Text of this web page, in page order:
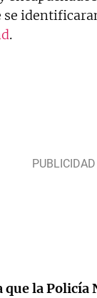
se
.
que la Policía